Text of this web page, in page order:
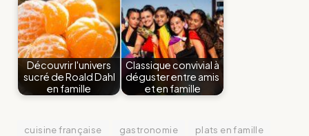
Découvrir l'univers
sucré de Roald Dahl
en famille
Classique convivial à
déguster entre amis
et en famille
cuisine française gastronomie
plats en famille